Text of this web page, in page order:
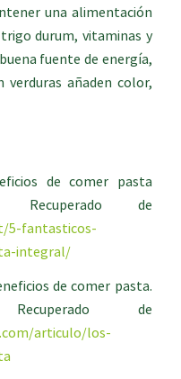
una alimentación
durum, vitaminas y
fuente de energía,
verduras añaden color,
de comer pasta
Recuperado de
5-fantasticos-
integral/
de comer pasta.
de
articulo/los-